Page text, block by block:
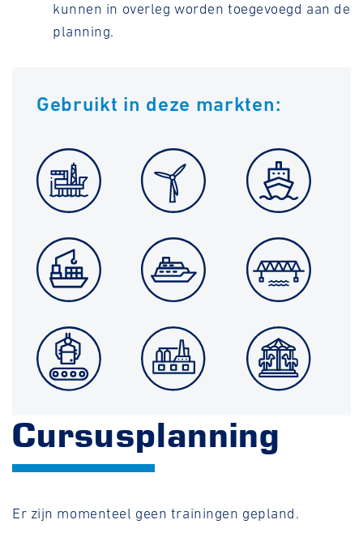
kunnen in overleg worden toegevoegd aan de
planning.
Gebruikt in deze markten:
Cursusplanning
Er zijn momenteel geen trainingen gepland.